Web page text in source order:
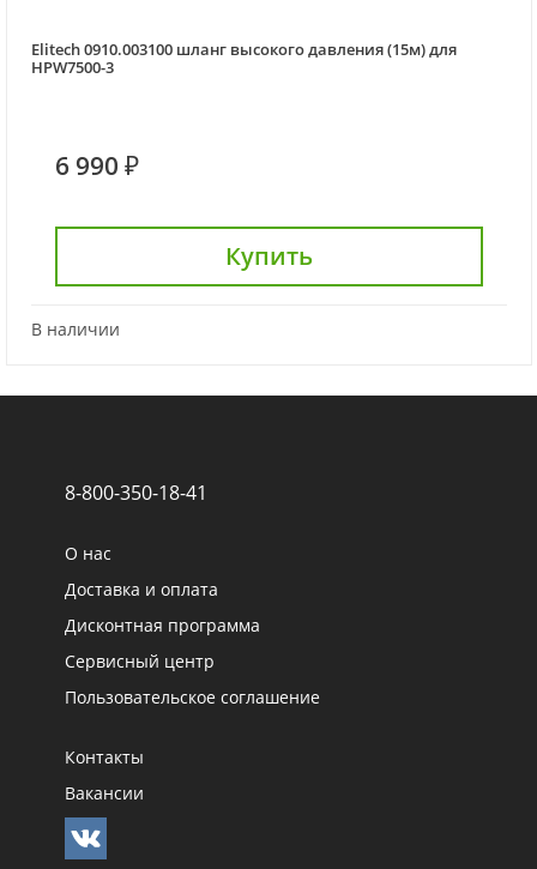
Elitech 0910.003100 шланг высокого давления (15м) для
HPW7500-3
6 990 ₽
Купить
В наличии
8-800-350-18-41
О нас
Доставка и оплата
Дисконтная программа
Сервисный центр
Пользовательское соглашение
Контакты
Вакансии